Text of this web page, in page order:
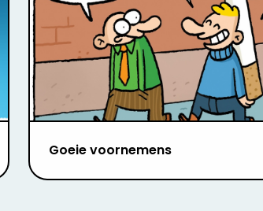
Goeie voornemens